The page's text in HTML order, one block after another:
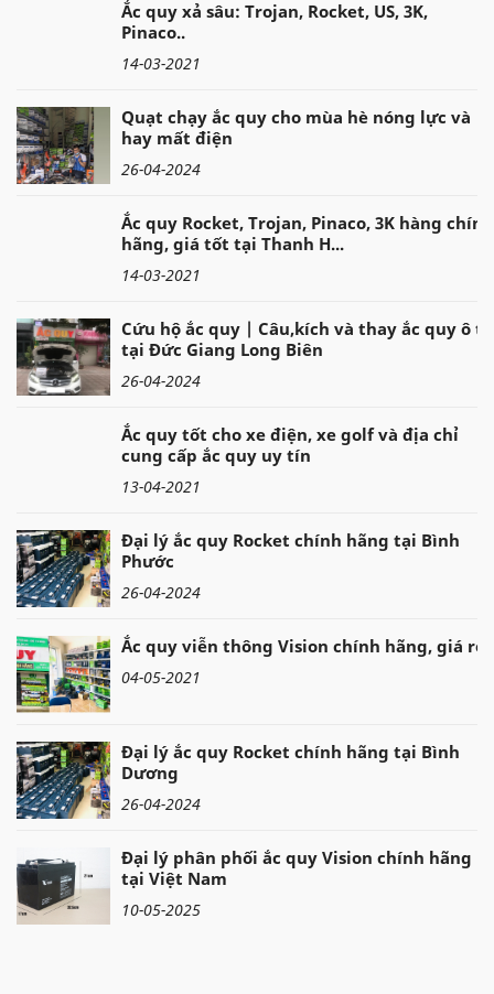
Ắc quy xả sâu: Trojan, Rocket, US, 3K,
Pinaco..
14-03-2021
Quạt chạy ắc quy cho mùa hè nóng lực và
hay mất điện
26-04-2024
Ắc quy Rocket, Trojan, Pinaco, 3K hàng chính
hãng, giá tốt tại Thanh H...
14-03-2021
Cứu hộ ắc quy | Câu,kích và thay ắc quy ô tô
tại Đức Giang Long Biên
26-04-2024
Ắc quy tốt cho xe điện, xe golf và địa chỉ
cung cấp ắc quy uy tín
13-04-2021
Đại lý ắc quy Rocket chính hãng tại Bình
Phước
26-04-2024
Ắc quy viễn thông Vision chính hãng, giá rẻ
04-05-2021
Đại lý ắc quy Rocket chính hãng tại Bình
Dương
26-04-2024
Đại lý phân phối ắc quy Vision chính hãng
tại Việt Nam
10-05-2025